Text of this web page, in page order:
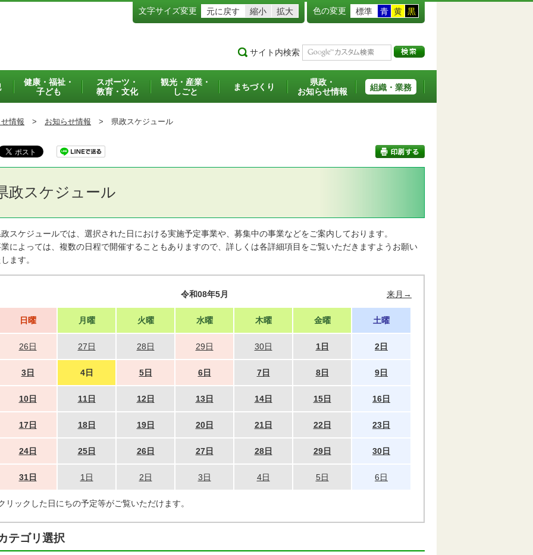
文字サイズ変更 元に戻す 縮小 拡大 色の変更 標準 青 黄 黒
サイト内検索
健康・福祉・
子ども
スポーツ・
教育・文化
観光・産業・
しごと
まちづくり
県政・
お知らせ情報
組織・業務
情報 > お知らせ情報 > 県政スケジュール
政スケジュール
ケジュールでは、選択された日における実施予定事業や、募集中の事業などをご案内しております。
よっては、複数の日程で開催することもありますので、詳しくは各詳細項目をご覧いただきますようお願い
ます。
令和08年5月 来月→
日曜 月曜 火曜 水曜 木曜 金曜 土曜
26日 27日 28日 29日 30日 1日 2日
3日 4日 5日 6日 7日 8日 9日
10日 11日 12日 13日 14日 15日 16日
17日 18日 19日 20日 21日 22日 23日
24日 25日 26日 27日 28日 29日 30日
31日 1日 2日 3日 4日 5日 6日
リックした日にちの予定等がご覧いただけます。
テゴリ選択